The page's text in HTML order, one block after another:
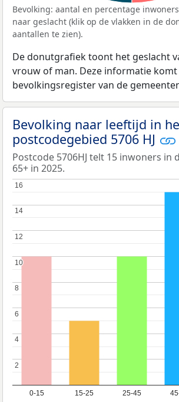
Bevolking: aantal en percentage
naar geslacht (klik op de vlakken in de
aantallen te zien).
De donutgrafiek toont het geslacht
vrouw of man. Deze informatie
bevolkingsregister van de
Bevolking naar leeftijd in
postcodegebied 5706 HJ
Postcode 5706HJ telt 15 inwoners in
65+ in 2025.
0-15 15-25 25-45
2
2
4
4
6
6
8
8
10
10
12
12
14
14
16
16